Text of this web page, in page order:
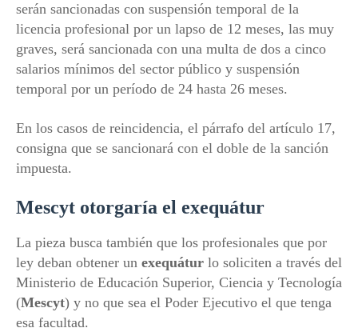
serán sancionadas con suspensión temporal de la
licencia profesional por un lapso de 12 meses, las muy
graves, será sancionada con una multa de dos a cinco
salarios mínimos del sector público y suspensión
temporal por un período de 24 hasta 26 meses.
En los casos de reincidencia, el párrafo del artículo 17,
consigna que se sancionará con el doble de la sanción
impuesta.
Mescyt otorgaría el exequátur
La pieza busca también que los profesionales que por
ley deban obtener un exequátur lo soliciten a través del
Ministerio de Educación Superior, Ciencia y Tecnología
(Mescyt) y no que sea el Poder Ejecutivo el que tenga
esa facultad.